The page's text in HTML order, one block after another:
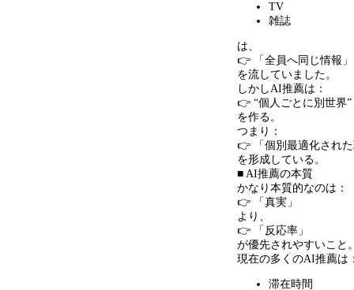
TV
雑誌
は、
👉 「全員へ同じ情報」
を流していました。
しかしAI推薦は：
👉 “個人ごとに別世界”
を作る。
つまり：
👉 「個別最適化され
を形成している。
■ AI推薦の本質
かなり本質的なのは：
👉 「真実」
より、
👉 「反応率」
が優先されやすいこと
現在の多くのAI推薦は
滞在時間